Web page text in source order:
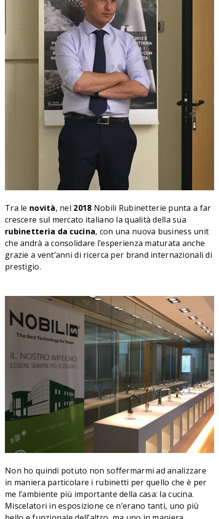
Tra le novità, nel 2018 Nobili Rubinetterie punta a far
crescere sul mercato italiano la qualità della sua
rubinetteria da cucina, con una nuova business unit
che andrà a consolidare l’esperienza maturata anche
grazie a vent’anni di ricerca per brand internazionali di
prestigio.
Non ho quindi potuto non soffermarmi ad analizzare
in maniera particolare i rubinetti per quello che è per
me l’ambiente più importante della casa: la cucina.
Miscelatori in esposizione ce n’erano tanti, uno più